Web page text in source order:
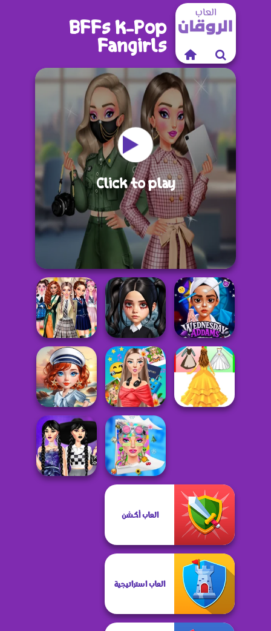
BFFs K-Pop
Fangirls
Click to play
Back To School:
Uniforms
Edition
Gloomy Princess
Favorite Toy
Wednesday
Addams Beauty
Salon
Sailor Chic vs
Pirate Charm
Travel With Me:
ASMR Edition
Rewind Edition
العاب أكشن
العاب استراتيجية